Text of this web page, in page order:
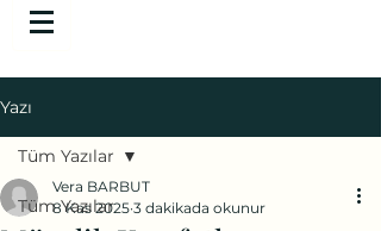
Yazı
Tüm Yazılar
Tüm Yazılar
Vera BARBUT
8 Kas 2025 3 dakikada okunur